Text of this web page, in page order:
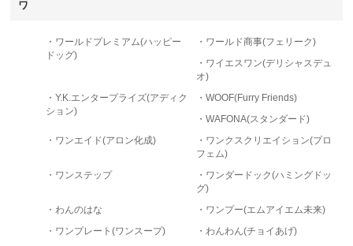
ワ
・ワールドプレミアム(ハッピー
ドッグ)
・ワールド商事(フェリーク)
・ワイエスワン(デリシャスデュ
オ)
・Y.K.エンタープライズ(アディク
ション)
・WOOF(Furry Friends)
・WAFONA(スタンダード)
・ワンエイド(アロン化成)
・ワンクスクリエイション(プロ
フェム)
・ワンステップ
・ワンダードック(ハミングドッ
グ)
・わんのはな ・ワンプー(エムアイエム未来)
・ワンプレート(ワンスープ) ・わんわん(チョイあげ)